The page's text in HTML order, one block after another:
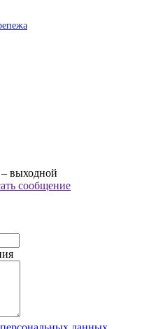
– выходной
сообщение